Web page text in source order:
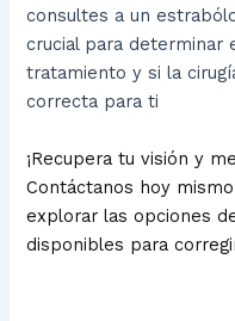
consultes a un
crucial para determinar
tratamiento y si la
correcta para ti
¡Recupera tu visión y
Contáctanos hoy
explorar las opciones
disponibles para